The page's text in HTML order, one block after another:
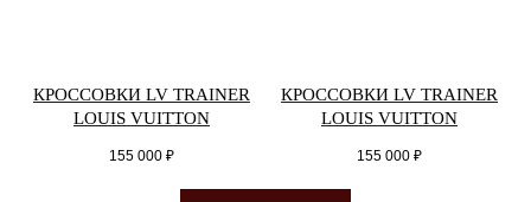
КРОССОВКИ LV TRAINER
LOUIS VUITTON
155 000 ₽
КРОССОВКИ LV TRAINER
LOUIS VUITTON
155 000 ₽